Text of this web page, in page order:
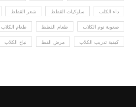
داء الكلب سلوكيات القطط شعر القطط
صعوبة نوم الكلاب طعام القطط طعام الكلاب
كيفية تدريب الكلاب مرض القط نباح الكلاب